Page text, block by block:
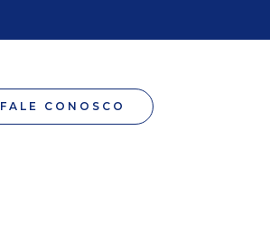
FALE CONOSCO